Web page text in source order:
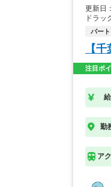
更新日
ドラッ
パー
【
注目ポ
勤
ア